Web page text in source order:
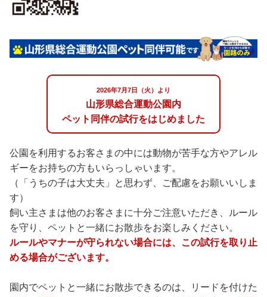
2026年7月7日（火）より
山形県総合運動公園内
ペット同伴の試行をはじめました
公園を利用するお客さまの中には動物が苦手な方やアレル
ギーをお持ちの方もいらっしゃいます。
（「うちの子は大丈夫」と思わず、ご配慮をお願いいしま
す）
飼い主さまは他のお客さまに十分ご注意いただき、ルール
を守り、ペットと一緒にお散歩をお楽しみください。
ルールやマナーが守られない場合には、この試行を取り止
める場合がございます。
園内でペットと一緒にお散歩できるのは、リードを付けた